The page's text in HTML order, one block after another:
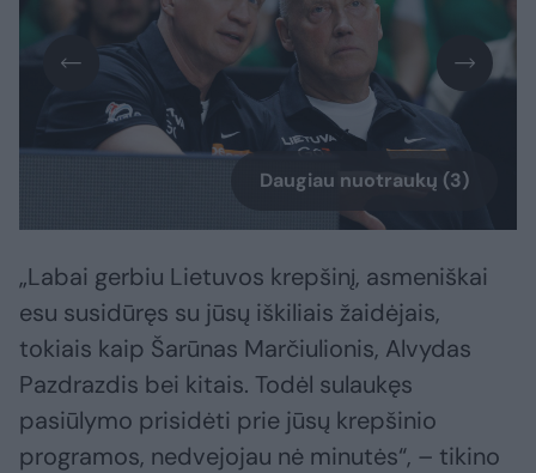
Daugiau nuotraukų (3)
„Labai gerbiu Lietuvos krepšinį, asmeniškai
esu susidūręs su jūsų iškiliais žaidėjais,
tokiais kaip Šarūnas Marčiulionis, Alvydas
Pazdrazdis bei kitais. Todėl sulaukęs
pasiūlymo prisidėti prie jūsų krepšinio
programos, nedvejojau nė minutės“, – tikino